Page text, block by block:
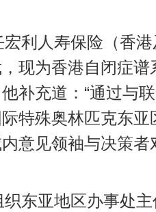
利人寿保险（香
现为香港自闭症
补充道：“通过与
特殊奥林匹克东
意见领袖与决策者
东亚地区办事处